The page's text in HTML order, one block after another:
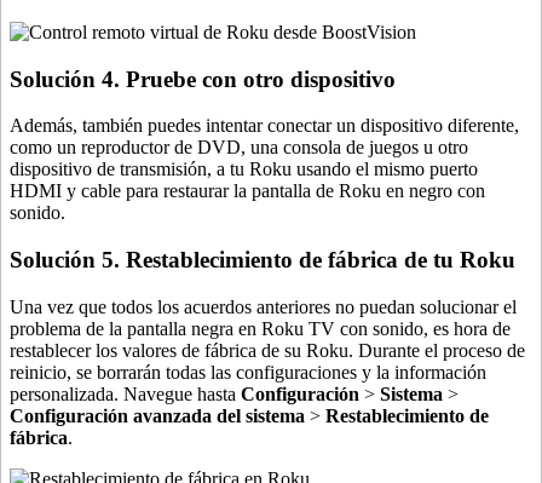
Solución 4. Pruebe con otro dispositivo
Además, también puedes intentar conectar un dispositivo diferente,
como un reproductor de DVD, una consola de juegos u otro
dispositivo de transmisión, a tu Roku usando el mismo puerto
HDMI y cable para restaurar la pantalla de Roku en negro con
sonido.
Solución 5. Restablecimiento de fábrica de tu Roku
Una vez que todos los acuerdos anteriores no puedan solucionar el
problema de la pantalla negra en Roku TV con sonido, es hora de
restablecer los valores de fábrica de su Roku. Durante el proceso de
reinicio, se borrarán todas las configuraciones y la información
personalizada. Navegue hasta Configuración > Sistema >
Configuración avanzada del sistema > Restablecimiento de
fábrica.